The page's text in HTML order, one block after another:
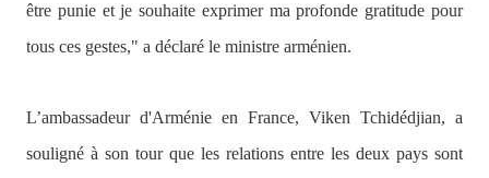
être punie et je souhaite exprimer ma profonde gratitude pour
tous ces gestes," a déclaré le ministre arménien.
L’ambassadeur d'Arménie en France, Viken Tchidédjian, a
souligné à son tour que les relations entre les deux pays sont